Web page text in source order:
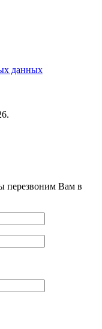
данных
перезвоним Вам в